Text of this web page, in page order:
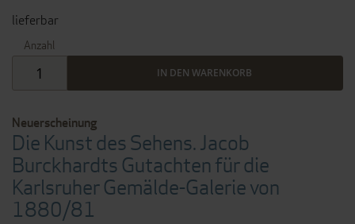
Neuerscheinung
Die Kunst des Sehens. Jacob
Burckhardts Gutachten für die
Karlsruher Gemälde-Galerie von
1880/81
lieferbar
Anzahl
IN DEN WARENKORB